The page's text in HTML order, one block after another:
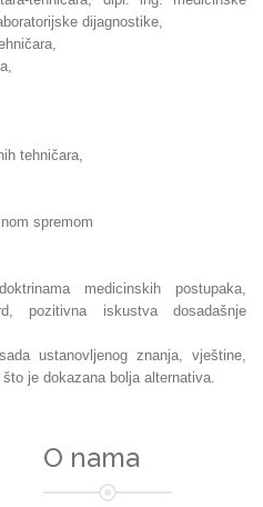
dijagnostike,
tehničara,
spremom
medicinskih postupaka,
pozitivna iskustva dosadašnje
ustanovljenog znanja, vještine,
je dokazana bolja alternativa.
O nama